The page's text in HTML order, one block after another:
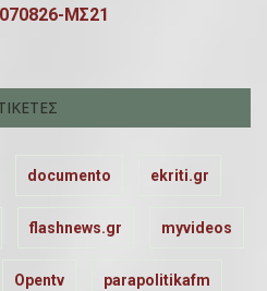
ΜΣ21
documento ekriti.gr
flashnews.gr myvideos
Opentv parapolitikafm